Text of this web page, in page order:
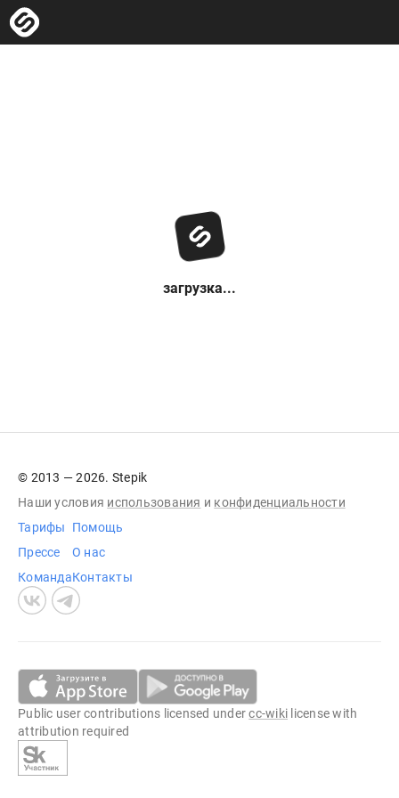
загрузка...
© 2013 — 2026. Stepik
Наши условия использования и конфиденциальности
Тарифы
Прессе
Команда
Помощь
О нас
Контакты
Public user contributions licensed undercc-wiki license with
attribution required